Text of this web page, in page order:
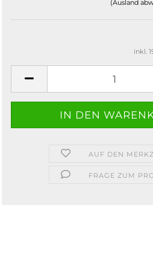
(Ausland
inkl.
AUF DEN
FRAGE ZUM